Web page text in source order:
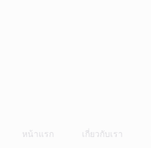
หน้าแรก เกี่ยวกับเรา